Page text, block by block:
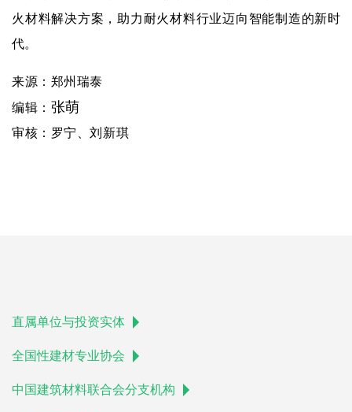
火材料解决方案，助力耐火材料行业迈向智能制造的新时
代。
来源：郑州瑞泰
编辑 ： 张萌
审核：罗宁、刘新琪
直属单位与投资实体
全国性建材专业协会
中国建筑材料联合会分支机构